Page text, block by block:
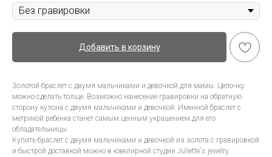
Добавить в корзину
Золотой браслет с двумя мальчиками и девочкой для мамы. Цепочку
можно сделать толще. Возможно нанесение гравировки на обратную
сторону кулона с двумя мальчиками и девочкой. Именной браслет с
метрикой ребенка станет самым ценным украшением для его
обладательницы.
Купить браслет с двумя мальчиками и девочкой из золота с гравировкой
и быстрой доставкой можно в ювелирной студии Juliette's jewelry.